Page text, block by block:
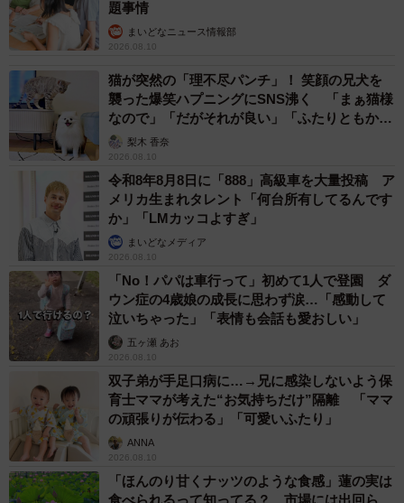
題事情
まいどなニュース情報部
2026.08.10
猫が突然の「理不尽パンチ」！ 笑顔の兄犬を
襲った爆笑ハプニングにSNS沸く 「まぁ猫様
なので」「だがそれが良い」「ふたりともかわ
いいね」
梨木 香奈
2026.08.10
令和8年8月8日に「888」高級車を大量投稿 ア
メリカ生まれタレント「何台所有してるんです
か」「LMカッコよすぎ」
まいどなメディア
2026.08.10
「No！パパは車行って」初めて1人で登園 ダ
ウン症の4歳娘の成長に思わず涙…「感動して
泣いちゃった」「表情も会話も愛おしい」
五ヶ瀬 あお
2026.08.10
双子弟が手足口病に…→兄に感染しないよう保
育士ママが考えた“お気持ちだけ”隔離 「ママ
の頑張りが伝わる」「可愛いふたり」
ANNA
2026.08.10
「ほんのり甘くナッツのような食感」蓮の実は